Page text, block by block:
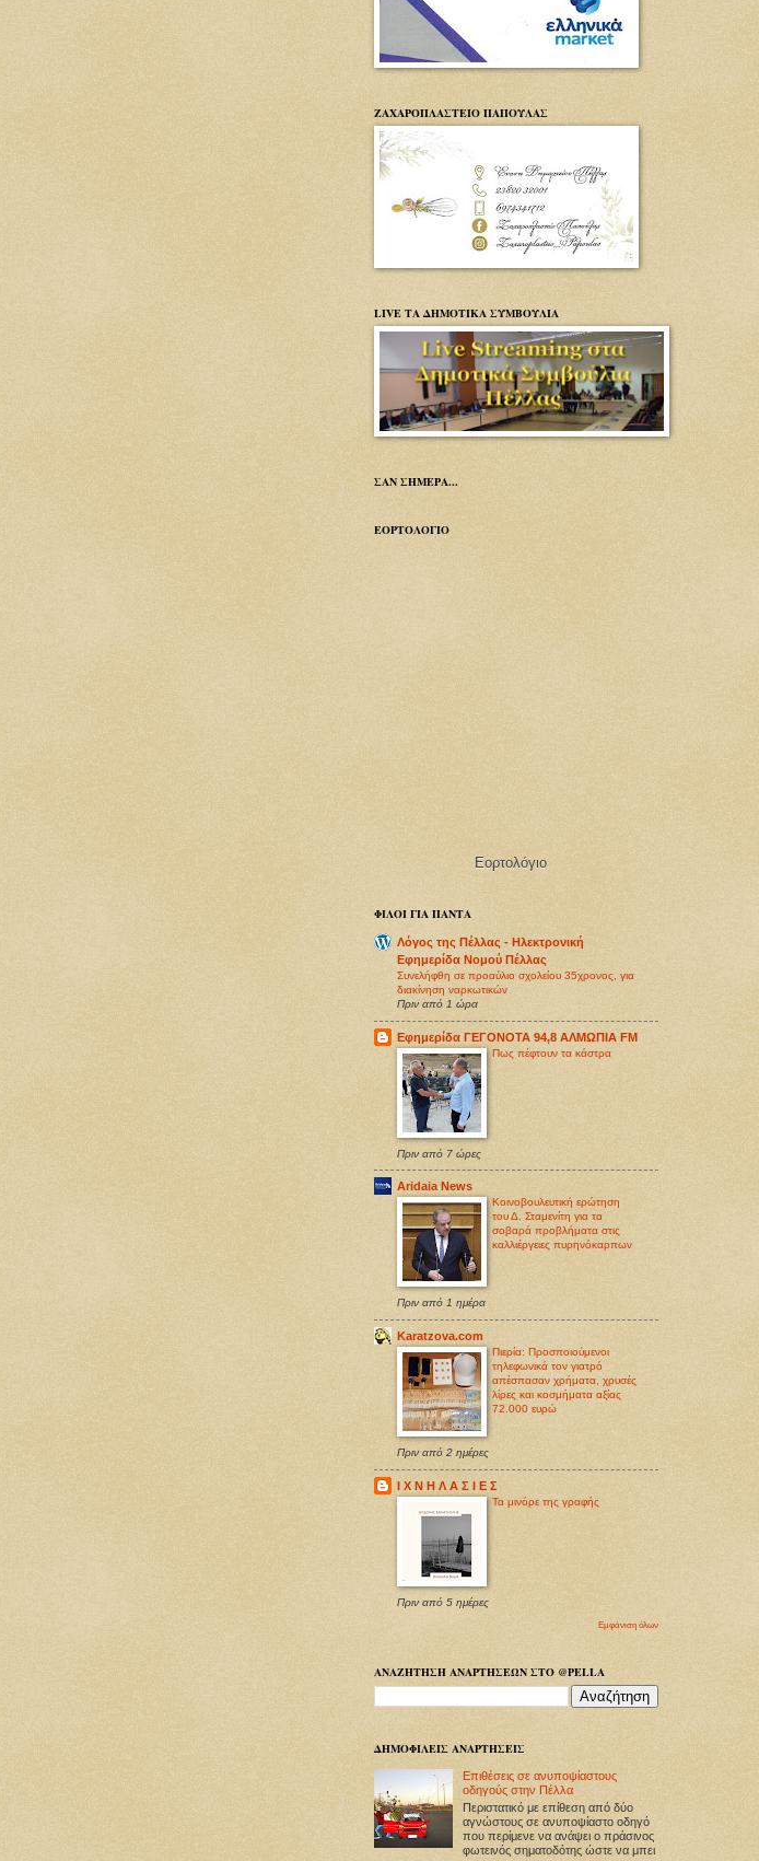
ΖΑΧΑΡΟΠΛΑΣΤΕΙΟ ΠΑΠΟΥΛΑΣ
LIVE ΤΑ ΔΗΜΟΤΙΚΑ ΣΥΜΒΟΥΛΙΑ
ΣΑΝ ΣΗΜΕΡΑ...
ΕΟΡΤΟΛΟΓΙΟ
Εορτολόγιο
ΦΙΛΟΙ ΓΙΑ ΠΑΝΤΑ
Λόγος της Πέλλας - Ηλεκτρονική
Εφημερίδα Νομού Πέλλας
Συνελήφθη σε προαύλιο σχολείου 35χρονος, για
διακίνηση ναρκωτικών
Πριν από 1 ώρα
Εφημερίδα ΓΕΓΟΝΟΤΑ 94,8 ΑΛΜΩΠΙΑ FM
Πως πέφτουν τα κάστρα
Πριν από 7 ώρες
Aridaia News
Κοινοβουλευτική ερώτηση
του Δ. Σταμενίτη για τα
σοβαρά προβλήματα στις
καλλιέργειες πυρηνόκαρπων
Πριν από 1 ημέρα
Karatzova.com
Πιερία: Προσποιούμενοι
τηλεφωνικά τον γιατρό
απέσπασαν χρήματα, χρυσές
λίρες και κοσμήματα αξίας
72.000 ευρώ
Πριν από 2 ημέρες
Ι Χ Ν Η Λ Α Σ Ι Ε Σ
Τα μινόρε της γραφής
Πριν από 5 ημέρες
Εμφάνιση όλων
ΑΝΑΖΗΤΗΣΗ ΑΝΑΡΤΗΣΕΩΝ ΣΤΟ @PELLA
ΔΗΜΟΦΙΛΕΙΣ ΑΝΑΡΤΗΣΕΙΣ
Επιθέσεις σε ανυποψίαστους
οδηγούς στην Πέλλα
Περιστατικό με επίθεση από δύο
αγνώστους σε ανυποψίαστο οδηγό
που περίμενε να ανάψει ο πράσινος
φωτεινός σηματοδότης ώστε να μπει